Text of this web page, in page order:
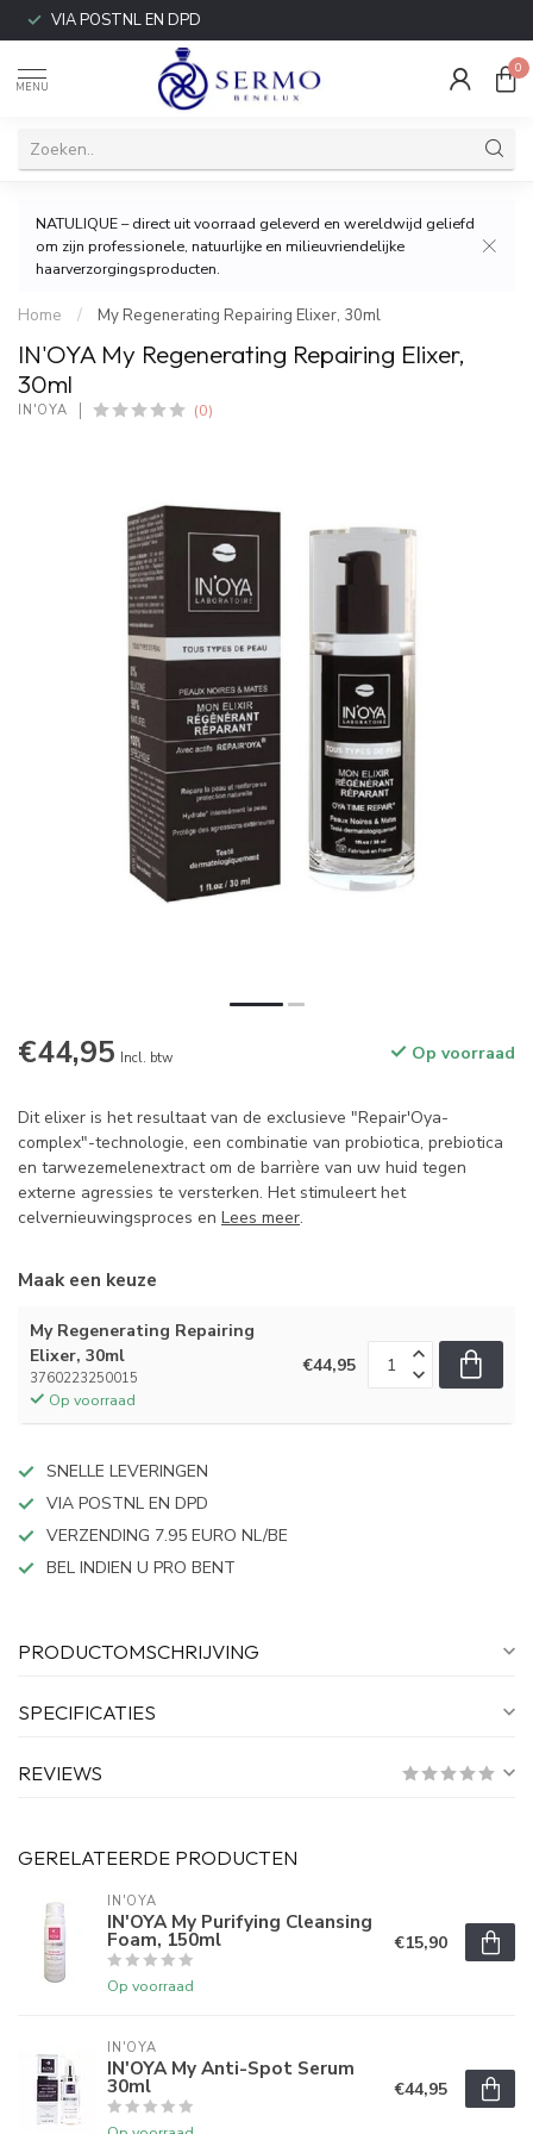
VIA POSTNL EN DPD
MENU
0
NATULIQUE – direct uit voorraad geleverd en wereldwijd geliefd
om zijn professionele, natuurlijke en milieuvriendelijke
haarverzorgingsproducten.
Home / My Regenerating Repairing Elixer, 30ml
IN'OYA My Regenerating Repairing Elixer,
30ml
IN'OYA (0)
€44,95 Incl. btw Op voorraad
Dit elixer is het resultaat van de exclusieve "Repair'Oya-
complex"-technologie, een combinatie van probiotica, prebiotica
en tarwezemelenextract om de barrière van uw huid tegen
externe agressies te versterken. Het stimuleert het
celvernieuwingsproces en Lees meer.
Maak een keuze
My Regenerating Repairing
Elixer, 30ml
3760223250015
Op voorraad
€44,95
SNELLE LEVERINGEN
VIA POSTNL EN DPD
VERZENDING 7.95 EURO NL/BE
BEL INDIEN U PRO BENT
PRODUCTOMSCHRIJVING
SPECIFICATIES
REVIEWS
GERELATEERDE PRODUCTEN
IN'OYA
IN'OYA My Purifying Cleansing
Foam, 150ml
Op voorraad
€15,90
IN'OYA
IN'OYA My Anti-Spot Serum
30ml €44,95